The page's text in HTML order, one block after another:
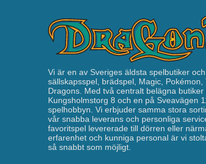
Vi är en av Sveriges äldsta spelbutiker
sällskapsspel, brädspel, Magic,
Dragons. Med två centralt belägna
Kungsholmstorg 8 och en på Sveavägen
spelhobbyn. Vi erbjuder samma stora
vår snabba leverans och personliga
favoritspel levererade till dörren eller
erfarenhet och kunniga personal är vi
så snabbt som möjligt.